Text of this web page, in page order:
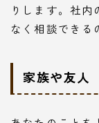
りします。社
なく相談できる
家族や友人
JAC